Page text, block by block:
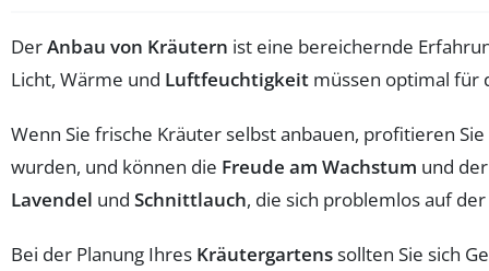
DerAnbau von Kräutern ist eine bereichernde
Licht, Wärme und Luftfeuchtigkeit müssen optimal für
Wenn Sie frische Kräuter selbst anbauen, profitieren
wurden, und können die Freude am Wachstum und
Lavendel und Schnittlauch, die sich problemlos auf der
Bei der Planung Ihres Kräutergartenssollten Sie sich